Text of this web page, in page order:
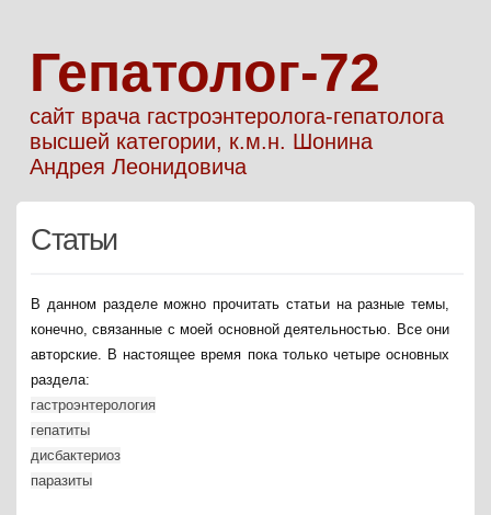
Гепатолог-72
сайт врача гастроэнтеролога-гепатолога
высшей категории, к.м.н. Шонина
Андрея Леонидовича
Статьи
В данном разделе можно прочитать статьи на разные темы,
конечно, связанные с моей основной деятельностью. Все они
авторские. В настоящее время пока только четыре основных
раздела:
гастроэнтерология
гепатиты
дисбактериоз
паразиты